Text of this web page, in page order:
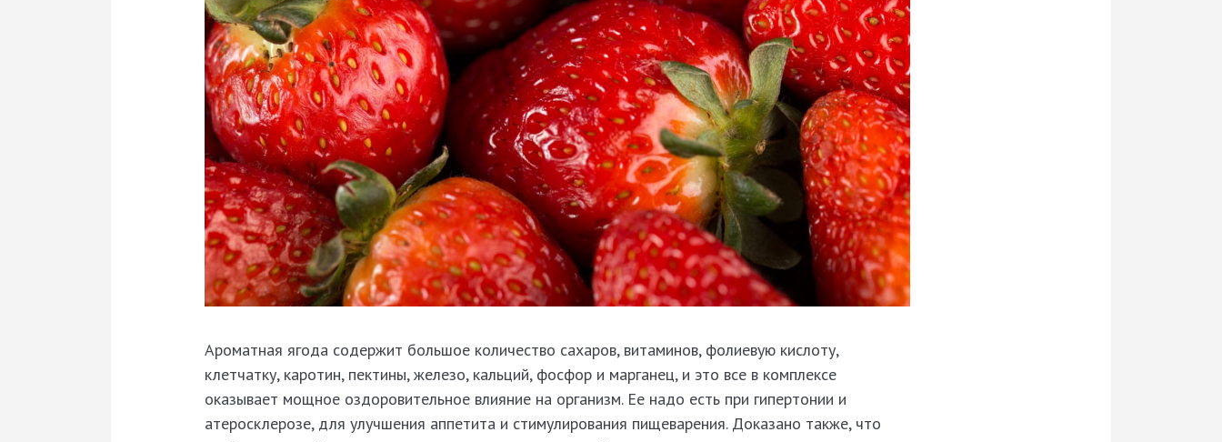
Ароматная ягода содержит большое количество сахаров, витаминов, фолиевую кислоту,
клетчатку, каротин, пектины, железо, кальций, фосфор и марганец, и это все в комплексе
оказывает мощное оздоровительное влияние на организм. Ее надо есть при гипертонии и
атеросклерозе, для улучшения аппетита и стимулирования пищеварения. Доказано также, что